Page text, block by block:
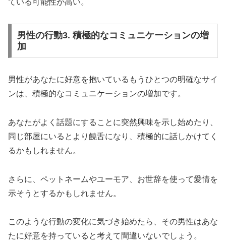
ている可能性が高い。
男性の行動3. 積極的なコミュニケーションの増
加
男性があなたに好意を抱いているもうひとつの明確なサイ
ンは、積極的なコミュニケーションの増加です。
あなたがよく話題にすることに突然興味を示し始めたり、
同じ部屋にいるとより饒舌になり、積極的に話しかけてく
るかもしれません。
さらに、ペットネームやユーモア、お世辞を使って愛情を
示そうとするかもしれません。
このような行動の変化に気づき始めたら、その男性はあな
たに好意を持っていると考えて間違いないでしょう。